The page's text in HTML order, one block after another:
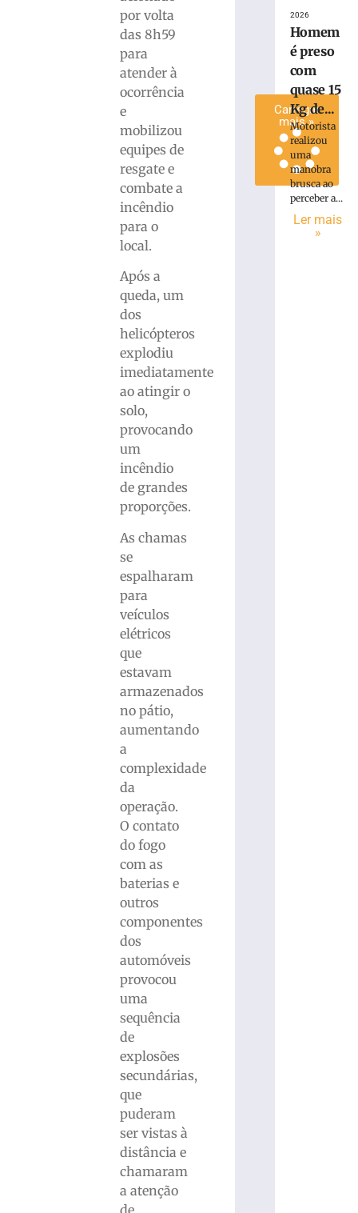
por volta
das 8h59
para
atender à
ocorrência
e
mobilizou
equipes de
resgate e
combate a
incêndio
para o
local.
Após a
queda, um
dos
helicópteros
explodiu
imediatamente
ao atingir o
solo,
provocando
um
incêndio
de grandes
proporções.
As chamas
se
espalharam
para
veículos
elétricos
que
estavam
armazenados
no pátio,
aumentando
a
complexidade
da
operação.
O contato
do fogo
com as
baterias e
outros
componentes
dos
automóveis
provocou
uma
sequência
de
explosões
secundárias,
que
puderam
ser vistas à
distância e
chamaram
a atenção
de
Carregar
mais »
2026
Homem
é preso
com
quase 15
Kg de...
Motorista
realizou
uma
manobra
brusca ao
perceber a...
Ler mais
»